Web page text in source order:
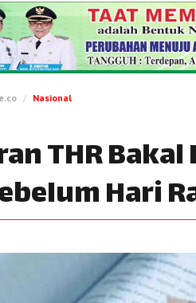
Nasional
THR
Hari